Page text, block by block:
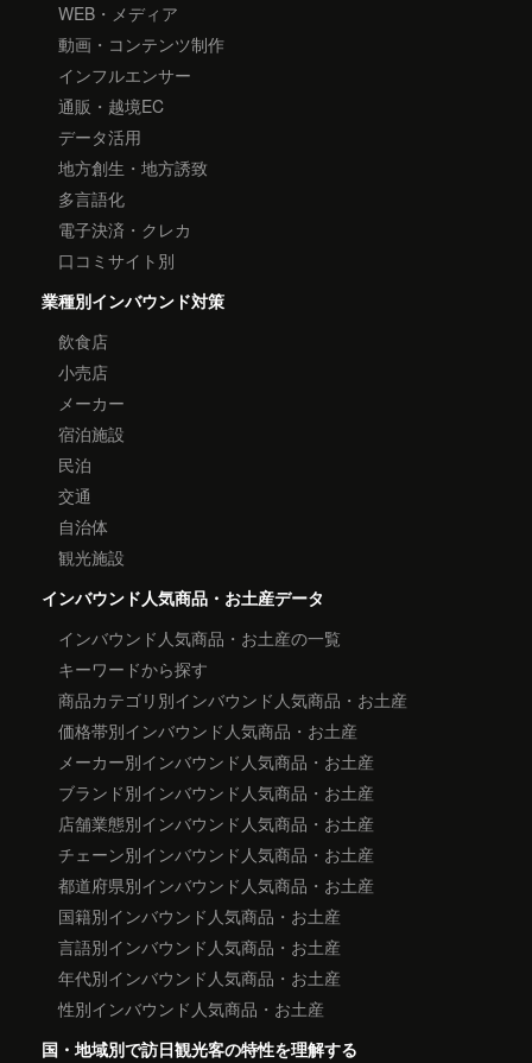
WEB・メディア
動画・コンテンツ制作
インフルエンサー
通販・越境EC
データ活用
地方創生・地方誘致
多言語化
電子決済・クレカ
口コミサイト別
業種別インバウンド対策
飲食店
小売店
メーカー
宿泊施設
民泊
交通
自治体
観光施設
インバウンド人気商品・お土産データ
インバウンド人気商品・お土産の一覧
キーワードから探す
商品カテゴリ別インバウンド人気商品・お土産
価格帯別インバウンド人気商品・お土産
メーカー別インバウンド人気商品・お土産
ブランド別インバウンド人気商品・お土産
店舗業態別インバウンド人気商品・お土産
チェーン別インバウンド人気商品・お土産
都道府県別インバウンド人気商品・お土産
国籍別インバウンド人気商品・お土産
言語別インバウンド人気商品・お土産
年代別インバウンド人気商品・お土産
性別インバウンド人気商品・お土産
国・地域別で訪日観光客の特性を理解する